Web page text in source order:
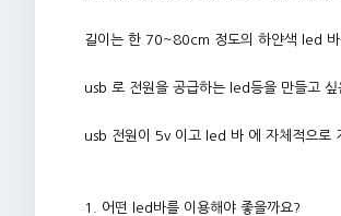
길이는 한 70~80cm 정도의 하얀색 led 바
usb 로 전원을 공급하는 led등을 만들고 싶
usb 전원이 5v 이고 led 바 에 자체적으로
1. 어떤 led바를 이용해야 좋을까요?